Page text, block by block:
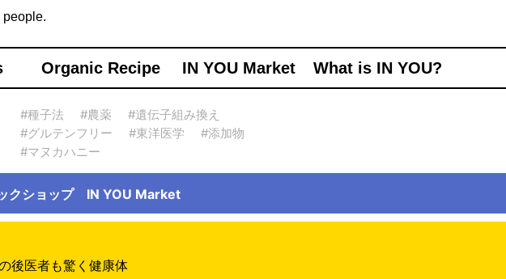
people.
Organic Recipe IN YOU Market What is IN YOU?
#種子法 #農薬
#遺伝子組み換え
#グルテンフリー
#東洋医学
#添加物
#マヌカハニー
クショップ IN YOU Market
後医者も驚く健康体